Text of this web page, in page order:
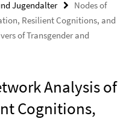
Jugendalter
Nodes of
Resilient Cognitions, and
of Transgender and
Analysis of
Cognitions,